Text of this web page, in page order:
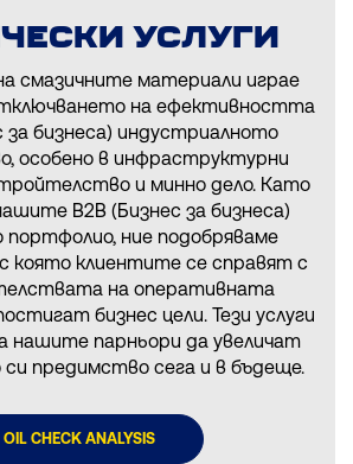
УСЛУГИ
смазичните материали играе
на ефективността
за бизнеса) индустриалното
особено в инфраструктурни
и минно дело. Като
B2B (Бизнес за бизнеса)
портфолио, ние подобряваме
която клиентите се справят с
на оперативната
бизнес цели. Тези услуги
нашите парньори да увеличат
предимство сега и в бъдеще.
OIL CHECK ANALYSIS